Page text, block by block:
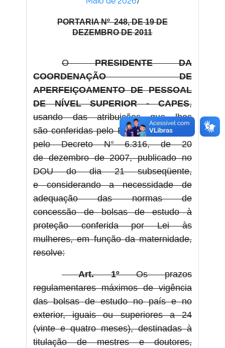
PORTARIA Nº 248, DE 19 DE
DEZEMBRO DE 2011
OPRESIDENTE DA
COORDENAÇÃO DE
APERFEIÇOAMENTO DE PESSOAL
DE NÍVEL SUPERIOR - CAPES,
usando das atribuições que lhes
são conferidas pelo Estatuto aprovado
pelo Decreto N°
6.316, de 20
de dezembro de 2007, publicado no
DOU do dia 21 subseqüente,
e
considerando a necessidade de
adequação das normas de
concessão
de bolsas de estudo à
proteção conferida por Lei às
mulheres, em função da maternidade,
resolve:
Art. 1ºOs prazos
regulamentares máximos de vigência
das bolsas de estudo no país e no
exterior, iguais ou superiores a 24
(vinte e quatro meses), destinadas à
titulação de mestres e doutores,